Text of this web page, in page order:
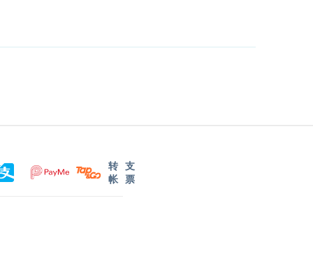
转
帐
支
票